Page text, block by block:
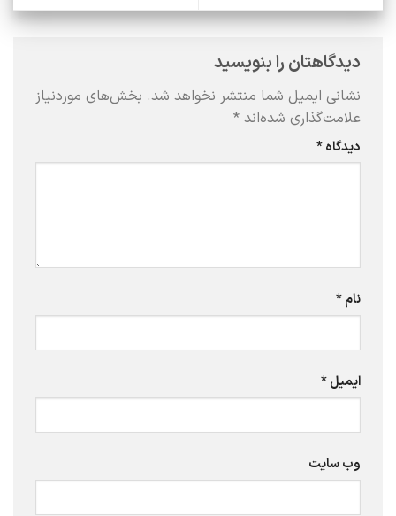
دیدگاهتان را بنویسید
نشانی ایمیل شما منتشر نخواهد شد. بخش‌های موردنیاز
علامت‌گذاری شده‌اند *
دیدگاه*
نام*
ایمیل*
وب‌ سایت